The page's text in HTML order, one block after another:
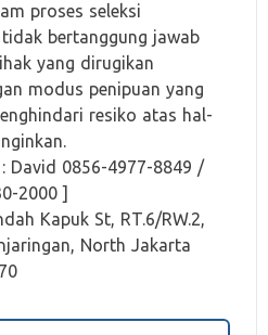
proses seleksi
tidak bertanggung jawab
yang dirugikan
modus penipuan yang
resiko atas hal-
David 0856-4977-8849 /
2000 ]
Kapuk St, RT.6/RW.2,
North Jakarta